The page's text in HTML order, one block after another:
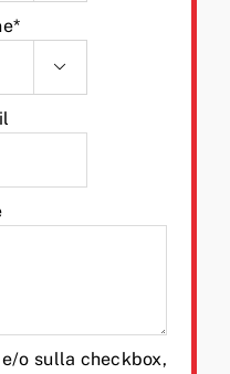

o sulla checkbox,